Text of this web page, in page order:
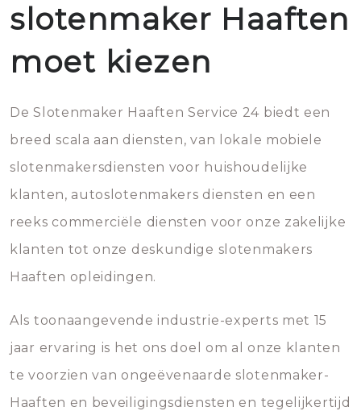
slotenmaker Haaften
moet kiezen
De Slotenmaker Haaften Service 24 biedt een
breed scala aan diensten, van lokale mobiele
slotenmakersdiensten voor huishoudelijke
klanten, autoslotenmakers diensten en een
reeks commerciële diensten voor onze zakelijke
klanten tot onze deskundige slotenmakers
Haaften opleidingen.
Als toonaangevende industrie-experts met 15
jaar ervaring is het ons doel om al onze klanten
te voorzien van ongeëvenaarde slotenmaker-
Haaften en beveiligingsdiensten en tegelijkertijd